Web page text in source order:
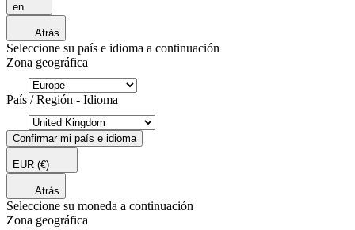
en
Atrás
Seleccione su país e idioma a continuación
Zona geográfica
País / Región - Idioma
Confirmar mi país e idioma
EUR (€)
Atrás
Seleccione su moneda a continuación
Zona geográfica